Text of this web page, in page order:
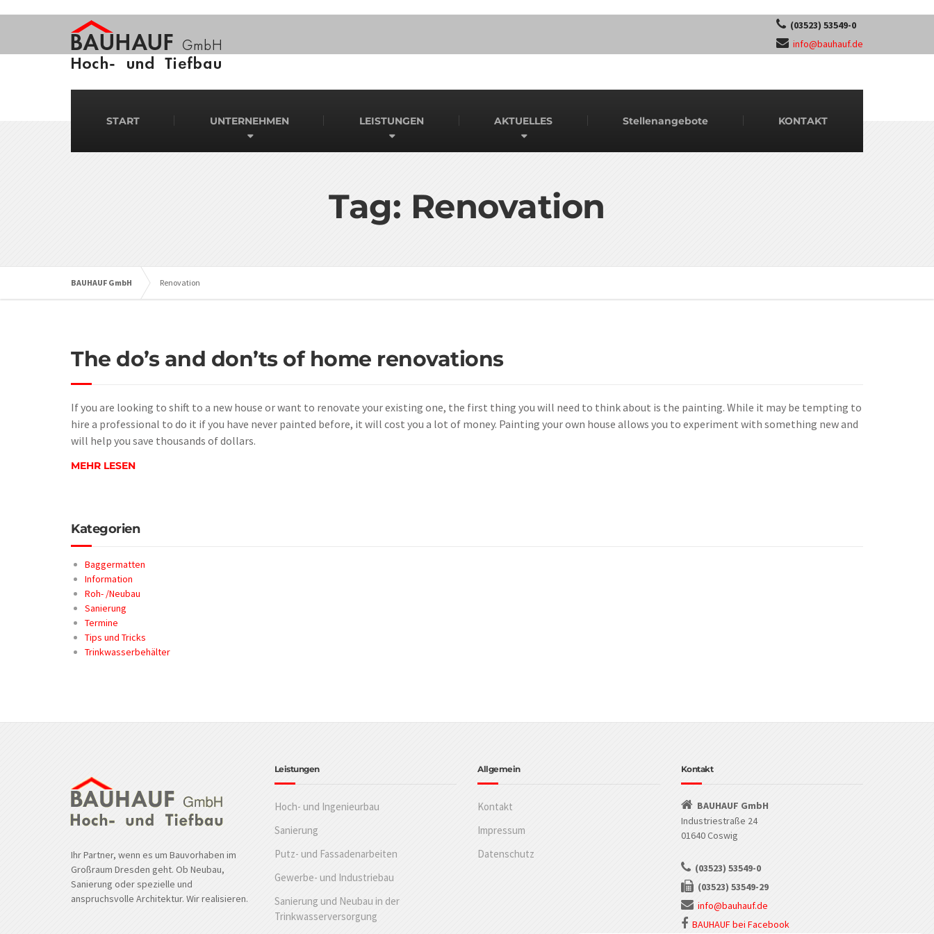
(03523) 53549-0
info@bauhauf.de
START UNTERNEHMEN LEISTUNGEN AKTUELLES Stellenangebote KONTAKT
Tag: Renovation
BAUHAUF GmbH Renovation
The do’s and don’ts of home renovations
If you are looking to shift to a new house or want to renovate your existing one, the first thing you will need to think about is the painting. While it may be tempting to
hire a professional to do it if you have never painted before, it will cost you a lot of money. Painting your own house allows you to experiment with something new and
will help you save thousands of dollars.
MEHR LESEN
Kategorien
Baggermatten
Information
Roh- /Neubau
Sanierung
Termine
Tips und Tricks
Trinkwasserbehälter
Ihr Partner, wenn es um Bauvorhaben im
Großraum Dresden geht. Ob Neubau,
Sanierung oder spezielle und
anspruchsvolle Architektur. Wir realisieren.
Leistungen
Hoch- und Ingenieurbau
Sanierung
Putz- und Fassadenarbeiten
Gewerbe- und Industriebau
Sanierung und Neubau in der
Trinkwasserversorgung
Allgemein
Kontakt
Impressum
Datenschutz
Kontakt
BAUHAUF GmbH
Industriestraße 24
01640 Coswig
(03523) 53549-0
(03523) 53549-29
info@bauhauf.de
BAUHAUF bei Facebook